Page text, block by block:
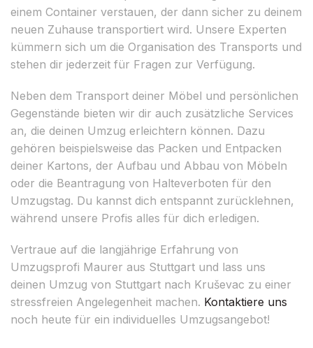
einem Container verstauen, der dann sicher zu deinem
neuen Zuhause transportiert wird. Unsere Experten
kümmern sich um die Organisation des Transports und
stehen dir jederzeit für Fragen zur Verfügung.
Neben dem Transport deiner Möbel und persönlichen
Gegenstände bieten wir dir auch zusätzliche Services
an, die deinen Umzug erleichtern können. Dazu
gehören beispielsweise das Packen und Entpacken
deiner Kartons, der Aufbau und Abbau von Möbeln
oder die Beantragung von Halteverboten für den
Umzugstag. Du kannst dich entspannt zurücklehnen,
während unsere Profis alles für dich erledigen.
Vertraue auf die langjährige Erfahrung von
Umzugsprofi Maurer aus Stuttgart und lass uns
deinen Umzug von Stuttgart nach Kruševac zu einer
stressfreien Angelegenheit machen. Kontaktiere uns
noch heute für ein individuelles Umzugsangebot!